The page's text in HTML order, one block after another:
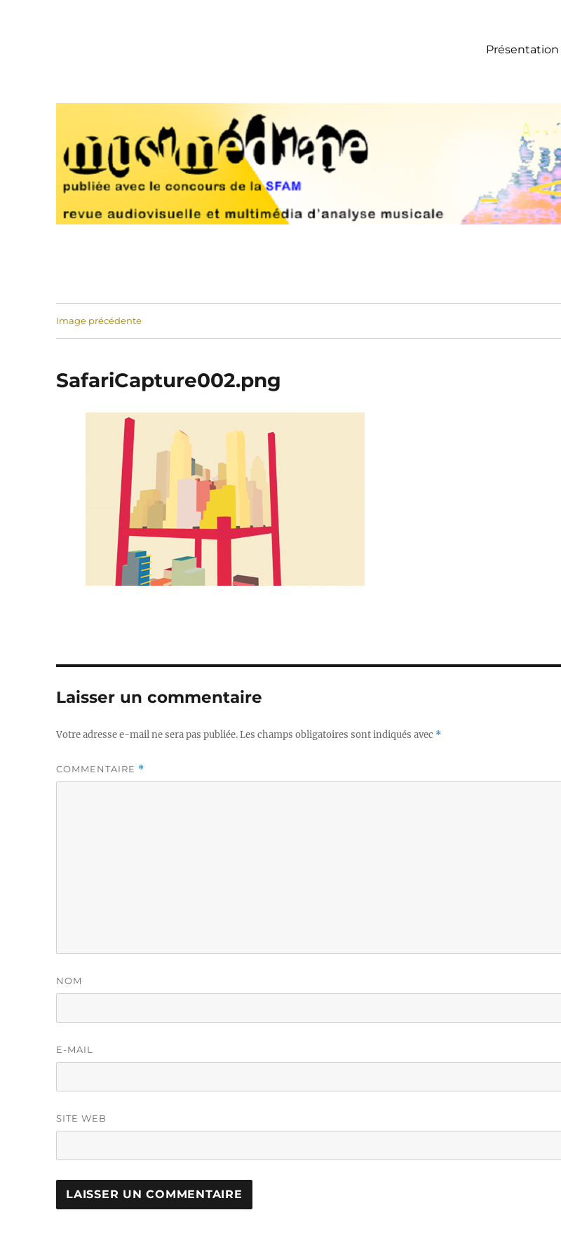
Présentation
Image précédente
SafariCapture002.png
Laisser un commentaire
Votre adresse e-mail ne sera pas publiée.Les champs obligatoires sont indiqués avec *
COMMENTAIRE *
NOM
E-MAIL
SITE WEB